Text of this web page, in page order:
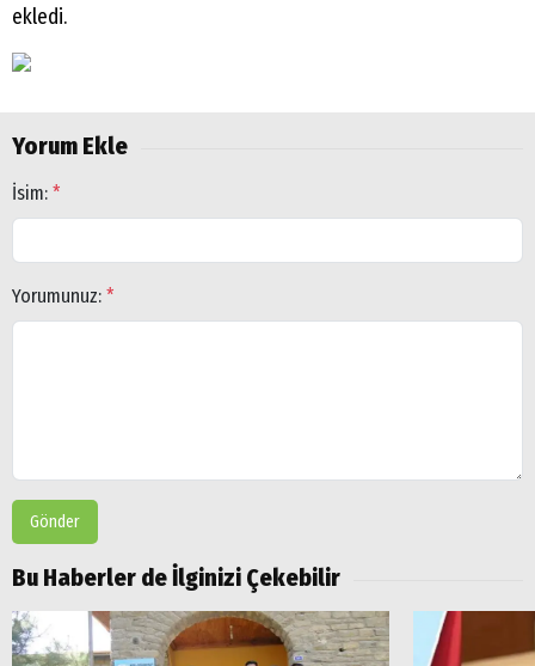
ekledi.
Yorum Ekle
İsim: *
Yorumunuz: *
Gönder
Bu Haberler de İlginizi Çekebilir